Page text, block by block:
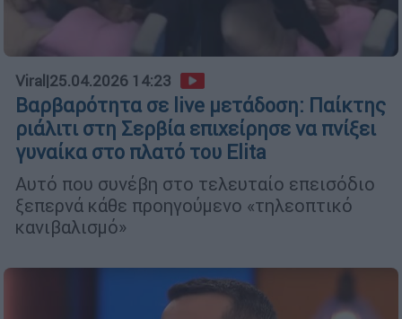
Viral|25.04.2026 14:23
Βαρβαρότητα σε live μετάδοση: Παίκτης
ριάλιτι στη Σερβία επιχείρησε να πνίξει
γυναίκα στο πλατό του Elita
Αυτό που συνέβη στο τελευταίο επεισόδιο
ξεπερνά κάθε προηγούμενο «τηλεοπτικό
κανιβαλισμό»